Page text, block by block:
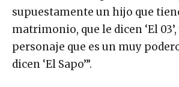
supuestamente un hijo que
matrimonio, que le dicen ‘El
personaje que es un muy
dicen ‘El Sapo’”.